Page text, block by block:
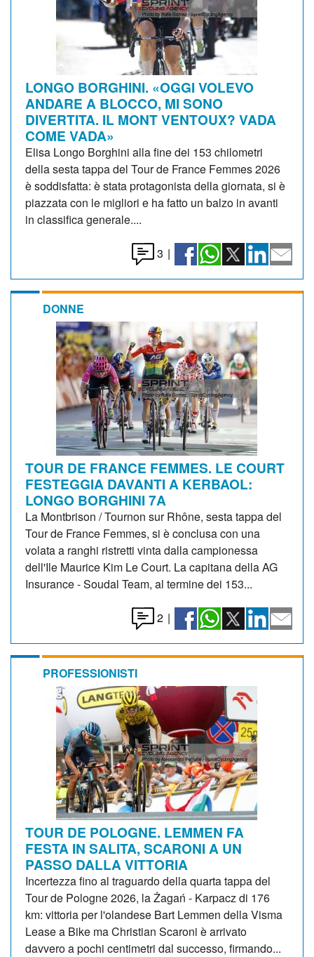
LONGO BORGHINI. «OGGI VOLEVO
ANDARE A BLOCCO, MI SONO
DIVERTITA. IL MONT VENTOUX? VADA
COME VADA»
Elisa Longo Borghini alla fine dei 153 chilometri
della sesta tappa del Tour de France Femmes 2026
è soddisfatta: è stata protagonista della giornata, si è
piazzata con le migliori e ha fatto un balzo in avanti
in classifica generale....
3 |
DONNE
TOUR DE FRANCE FEMMES. LE COURT
FESTEGGIA DAVANTI A KERBAOL:
LONGO BORGHINI 7A
La Montbrison / Tournon sur Rhône, sesta tappa del
Tour de France Femmes, si è conclusa con una
volata a ranghi ristretti vinta dalla campionessa
dell'Ile Maurice Kim Le Court. La capitana della AG
Insurance - Soudal Team, al termine dei 153...
2 |
PROFESSIONISTI
TOUR DE POLOGNE. LEMMEN FA
FESTA IN SALITA, SCARONI A UN
PASSO DALLA VITTORIA
Incertezza fino al traguardo della quarta tappa del
Tour de Pologne 2026, la Żagań - Karpacz di 176
km: vittoria per l'olandese Bart Lemmen della Visma
Lease a Bike ma Christian Scaroni è arrivato
davvero a pochi centimetri dal successo, firmando...